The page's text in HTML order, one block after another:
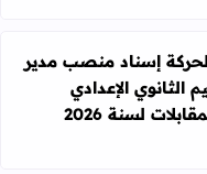
لحركة إسناد منصب مدير
لحركة إسناد منصب مدير
الثانوي الإعدادي
لسنة 2026